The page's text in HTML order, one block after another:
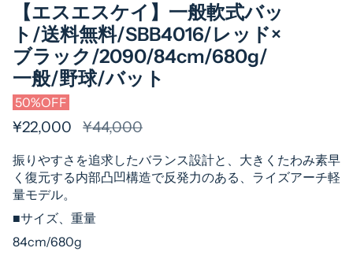
【エスエスケイ】一般軟式バッ
ト/送料無料/SBB4016/レッド×
ブラック/2090/84cm/680g/
一般/野球/バット
50%OFF
¥22,000
通
価
格
¥44,000
振りやすさを追求したバランス設計と、大きくたわみ素早
く復元する内部凸凹構造で反発力のある、ライズアーチ軽
量モデル。
■サイズ、重量
84cm/680g